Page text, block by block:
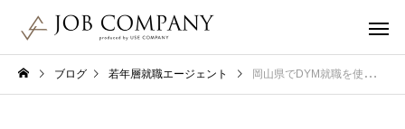
ブログ 若年層就職エージェント 岡山県でDYM就職を使うときに知っておきたい全知識